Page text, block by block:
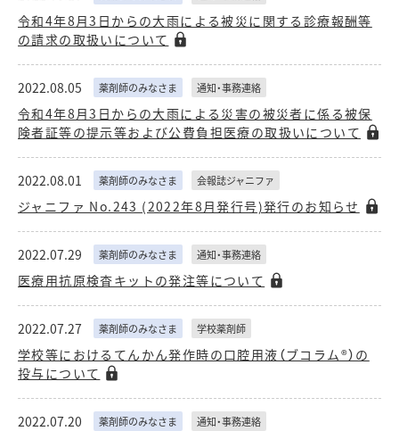
令和4年8月3日からの大雨による被災に関する診療報酬等
の請求の取扱いについて
2022.08.05 薬剤師のみなさま 通知・事務連絡
令和4年8月3日からの大雨による災害の被災者に係る被保
険者証等の提示等および公費負担医療の取扱いについて
2022.08.01 薬剤師のみなさま 会報誌ジャニファ
ジャニファ No.243 (2022年8月発行号)発行のお知らせ
2022.07.29 薬剤師のみなさま 通知・事務連絡
医療用抗原検査キットの発注等について
2022.07.27 薬剤師のみなさま 学校薬剤師
学校等におけるてんかん発作時の口腔用液（ブコラム®）の
投与について
2022.07.20 薬剤師のみなさま 通知・事務連絡